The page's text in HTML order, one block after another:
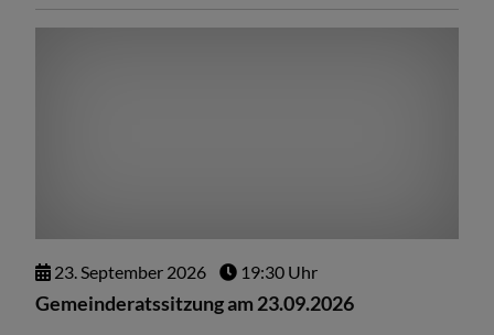
23.September 2026 19:30 Uhr
Gemeinderatssitzung am 23.09.2026